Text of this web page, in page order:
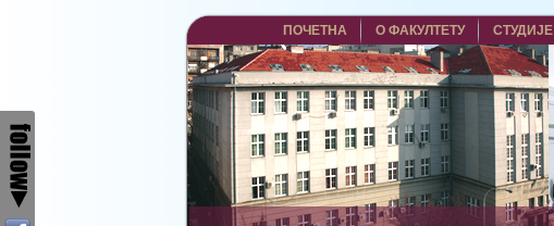
ПОЧЕТНА О ФАКУЛТЕТУ СТУДИЈЕ